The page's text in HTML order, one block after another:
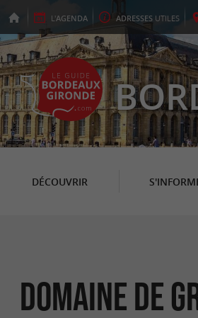
L'AGENDA ADRESSES UTILES
DÉCOUVRIR
Domaine de